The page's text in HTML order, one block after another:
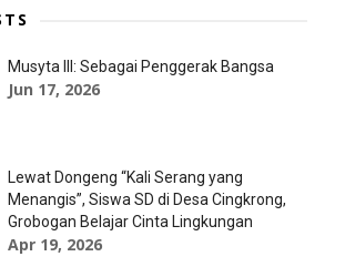
Musyta III: Sebagai Penggerak Bangsa
Jun 17, 2026
Lewat Dongeng “Kali Serang yang
Menangis”, Siswa SD di Desa Cingkrong,
Grobogan Belajar Cinta Lingkungan
Apr 19, 2026